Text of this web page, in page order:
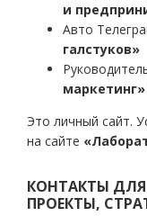
и
Авто
галстуков»
маркетинг»
Это личный сайт.
на сайте
КОНТАКТЫ
ПРОЕКТЫ,